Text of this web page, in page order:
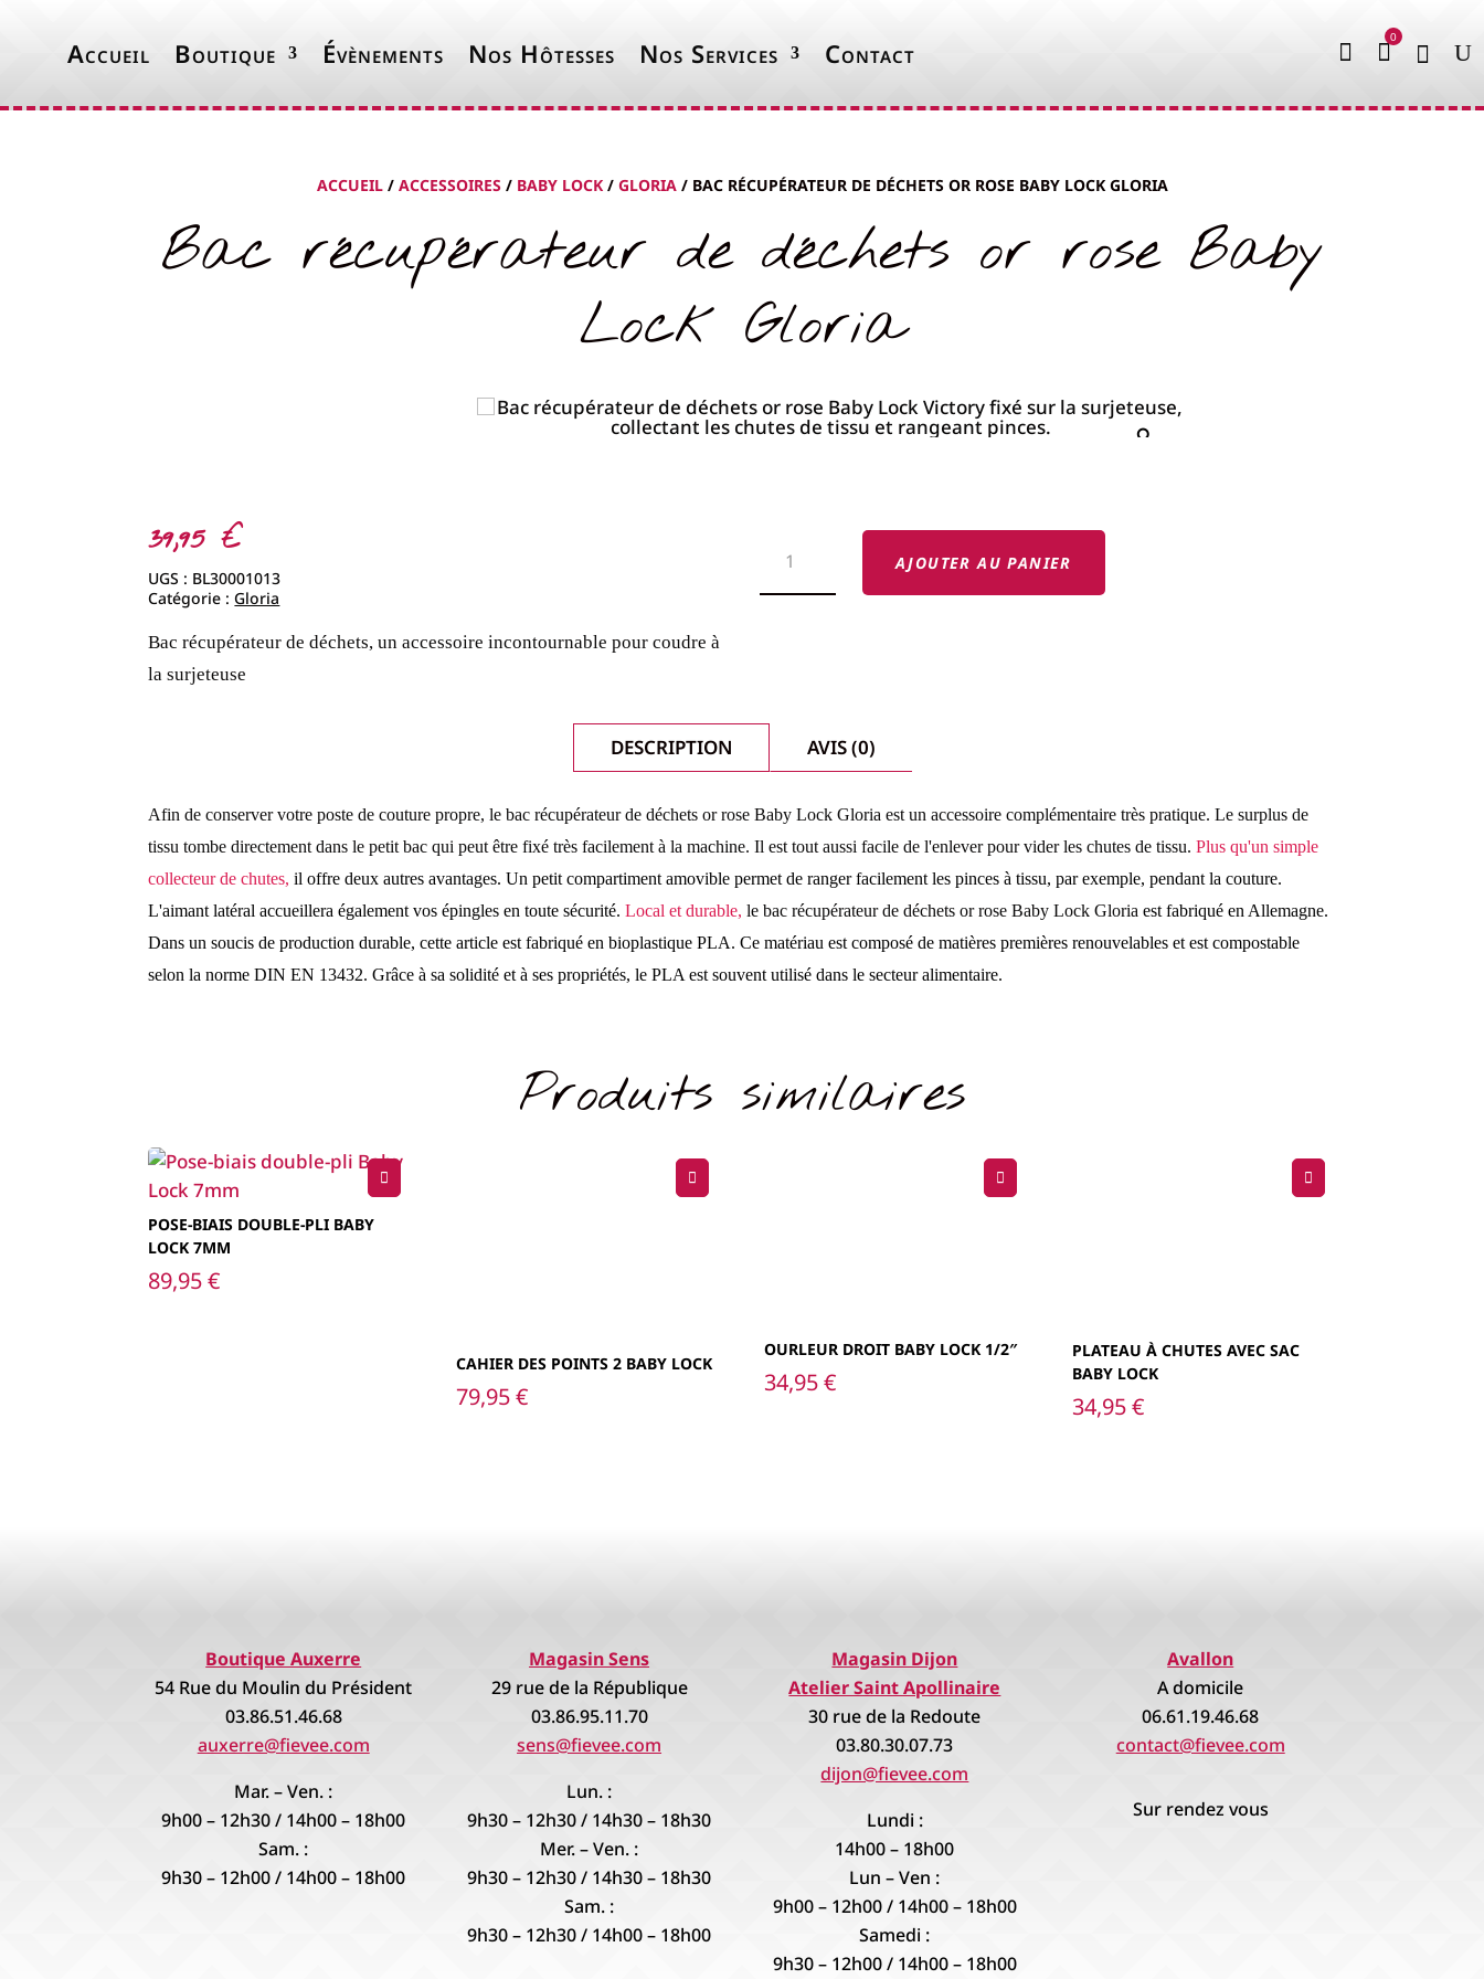
Accueil Boutique Évènements Nos Hôtesses Nos Services Contact  
ACCUEIL/ ACCESSOIRES/ BABY LOCK/ GLORIA/ BAC RÉCUPÉRATEUR DE DÉCHETS OR ROSE BABY LOCK GLORIA
Bac récupérateur de déchets or rose Baby
Lock Gloria
39,95€
UGS : BL30001013
Catégorie :Gloria
Bac récupérateur de déchets, un accessoire incontournable pour coudre à
la surjeteuse
RÉCUPÉRATEUR
LOCK
GLORIA
AJOUTER AU PANIER
DESCRIPTION AVIS (0)
Afin de conserver votre poste de couture propre, le bac récupérateur de déchets or rose Baby Lock Gloria est un accessoire complémentaire très pratique. Le surplus de
tissu tombe directement dans le petit bac qui peut être fixé très facilement à la machine. Il est tout aussi facile de l'enlever pour vider les chutes de tissu. Plus qu'un simple
collecteur de chutes, il offre deux autres avantages. Un petit compartiment amovible permet de ranger facilement les pinces à tissu, par exemple, pendant la couture.
L'aimant latéral accueillera également vos épingles en toute sécurité. Local et durable, le bac récupérateur de déchets or rose Baby Lock Gloria est fabriqué en Allemagne.
Dans un soucis de production durable, cette article est fabriqué en bioplastique PLA. Ce matériau est composé de matières premières renouvelables et est compostable
selon la norme DIN EN 13432. Grâce à sa solidité et à ses propriétés, le PLA est souvent utilisé dans le secteur alimentaire.
Produits similaires
POSE-BIAIS DOUBLE-PLI BABY
LOCK 7MM
89,95€
CAHIER DES POINTS 2 BABY LOCK
79,95€
OURLEUR DROIT BABY LOCK 1/2″
34,95€
PLATEAU À CHUTES AVEC SAC
BABY LOCK
34,95€
Boutique Auxerre
54 Rue du Moulin du Président
03.86.51.46.68
auxerre@fievee.com
Mar. – Ven. :
9h00 – 12h30 / 14h00 – 18h00
Sam. :
9h30 – 12h00 / 14h00 – 18h00
Magasin Sens
29 rue de la République
03.86.95.11.70
sens@fievee.com
Lun. :
9h30 – 12h30 / 14h30 – 18h30
Mer. – Ven. :
9h30 – 12h30 / 14h30 – 18h30
Sam. :
9h30 – 12h30 / 14h00 – 18h00
Magasin Dijon
Atelier Saint Apollinaire
30 rue de la Redoute
03.80.30.07.73
dijon@fievee.com
Lundi :
14h00 – 18h00
Lun – Ven :
9h00 – 12h00 / 14h00 – 18h00
Samedi :
9h30 – 12h00 / 14h00 – 18h00
Avallon
A domicile
06.61.19.46.68
contact@fievee.com
Sur rendez vous